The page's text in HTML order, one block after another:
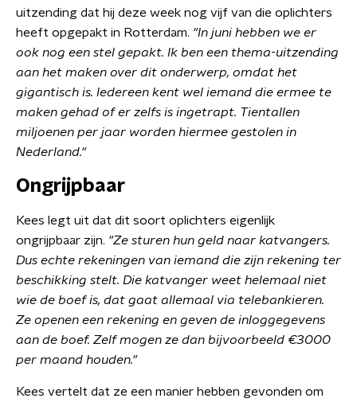
uitzending dat hij deze week nog vijf van die oplichters
heeft opgepakt in Rotterdam. "In juni hebben we er
ook nog een stel gepakt. Ik ben een thema-uitzending
aan het maken over dit onderwerp, omdat het
gigantisch is. Iedereen kent wel iemand die ermee te
maken gehad of er zelfs is ingetrapt. Tientallen
miljoenen per jaar worden hiermee gestolen in
Nederland."
Ongrijpbaar
Kees legt uit dat dit soort oplichters eigenlijk
ongrijpbaar zijn. "Ze sturen hun geld naar katvangers.
Dus echte rekeningen van iemand die zijn rekening ter
beschikking stelt. Die katvanger weet helemaal niet
wie de boef is, dat gaat allemaal via telebankieren.
Ze openen een rekening en geven de inloggegevens
aan de boef. Zelf mogen ze dan bijvoorbeeld €3000
per maand houden."
Kees vertelt dat ze een manier hebben gevonden om